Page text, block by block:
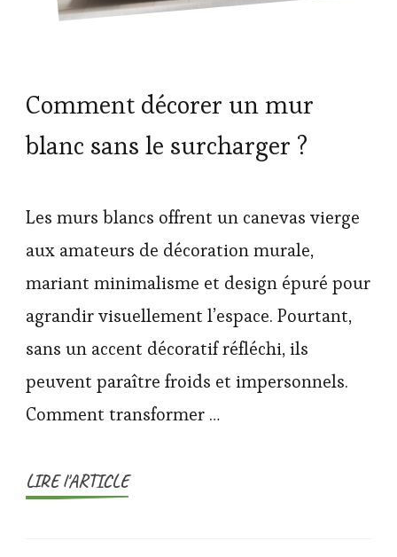
Comment décorer un mur
blanc sans le surcharger ?
Les murs blancs offrent un canevas vierge
aux amateurs de décoration murale,
mariant minimalisme et design épuré pour
agrandir visuellement l’espace. Pourtant,
sans un accent décoratif réfléchi, ils
peuvent paraître froids et impersonnels.
Comment transformer …
LIRE l'ARTICLE